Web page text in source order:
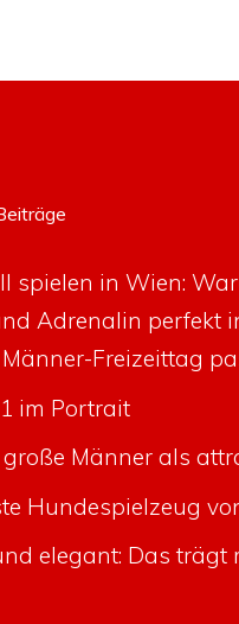
spielen in Wien:
Adrenalin perfekt
Freizeittag
im Portrait
Männer als
Hundespielzeug
elegant: Das trägt